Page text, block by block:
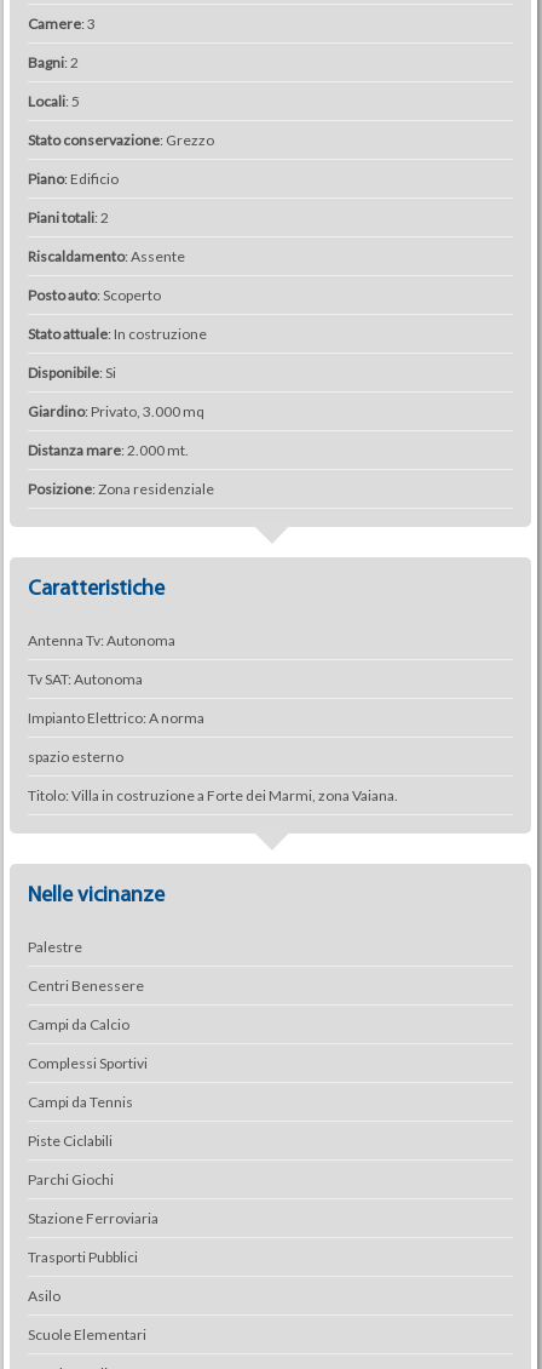
Camere: 3
Bagni: 2
Locali: 5
Stato conservazione: Grezzo
Piano: Edificio
Piani totali: 2
Riscaldamento: Assente
Posto auto: Scoperto
Stato attuale: In costruzione
Disponibile: Si
Giardino: Privato, 3.000 mq
Distanza mare: 2.000 mt.
Posizione: Zona residenziale
Caratteristiche
Antenna Tv: Autonoma
Tv SAT: Autonoma
Impianto Elettrico: A norma
spazio esterno
Titolo: Villa in costruzione a Forte dei Marmi, zona Vaiana.
Nelle vicinanze
Palestre
Centri Benessere
Campi da Calcio
Complessi Sportivi
Campi da Tennis
Piste Ciclabili
Parchi Giochi
Stazione Ferroviaria
Trasporti Pubblici
Asilo
Scuole Elementari